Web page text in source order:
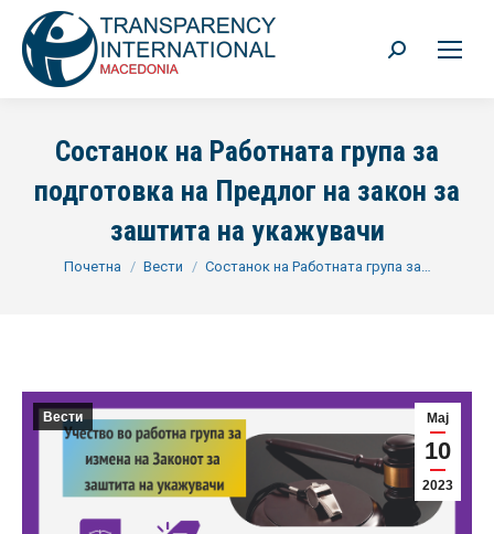
Search:
Состанок на Работната група за
подготовка на Предлог на закон за
заштита на укажувачи
You are here:
Почетна Вести Состанок на Работната група за…
Мај
10
2023
Вести